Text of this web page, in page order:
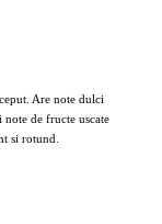
Are note dulci
de fructe uscate
si rotund.